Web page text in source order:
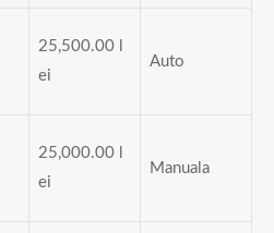
25,500.00
ei
Auto
25,000.00
ei
Manuala